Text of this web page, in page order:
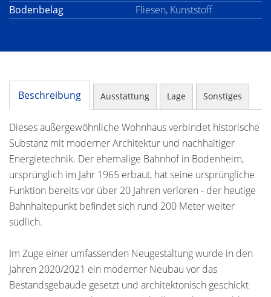
Bodenbelag
Fliesen, Kunststoff
Beschreibung Ausstattung Lage Sonstiges
Dieses außergewöhnliche Wohnhaus verbindet historische
Substanz mit moderner Architektur und nachhaltiger
Energietechnik. Der ehemalige Bahnhof in Bodenheim,
ursprünglich im Jahr 1965 erbaut, hat seine ursprüngliche
Funktion bereits vor über 20 Jahren verloren - der heutige
Bahnhaltepunkt befindet sich rund 200 Meter weiter
südlich.
Im Zuge einer umfassenden Neugestaltung wurde in den
Jahren 2020/2021 ein moderner Neubau vor das
Bestandsgebäude gesetzt und architektonisch geschickt